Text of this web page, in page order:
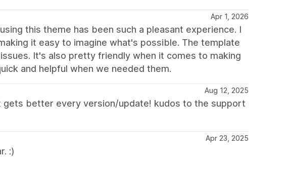
Apr 1, 2026
this theme has been such a pleasant experience. I
it easy to imagine what's possible. The template
It's also pretty friendly when it comes to making
and helpful when we needed them.
Aug 12, 2025
better every version/update! kudos to the support
Apr 23, 2025
:)